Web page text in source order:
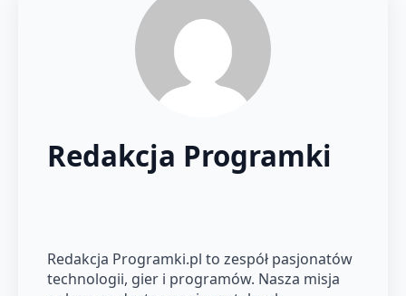
Redakcja Programki
Redakcja Programki.pl to zespół pasjonatów
technologii, gier i programów. Nasza misja